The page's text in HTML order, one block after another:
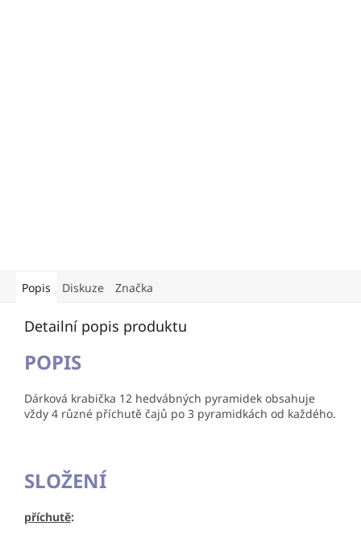
Popis Diskuze Značka
Detailní popis produktu
POPIS
Dárková krabička 12 hedvábných pyramidek obsahuje
vždy 4 různé příchutě čajů po 3 pyramidkách od každého.
SLOŽENÍ
příchutě: